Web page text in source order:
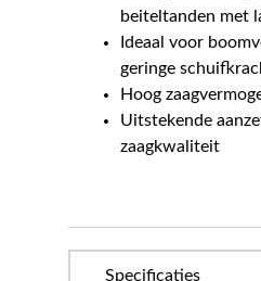
beiteltanden met
Ideaal voor
geringe
Hoog
Uitstekende
zaagkwaliteit